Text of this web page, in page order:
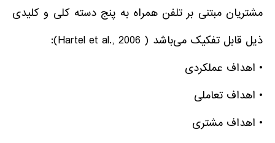
مشتریان مبتنی بر تلفن همراه به پنج دسته کلی و کلیدی
ذیل قابل تفکیک می‌باشد ( Hartel et al., 2006):
• اهداف عملکردی
• اهداف تعاملی
• اهداف مشتری